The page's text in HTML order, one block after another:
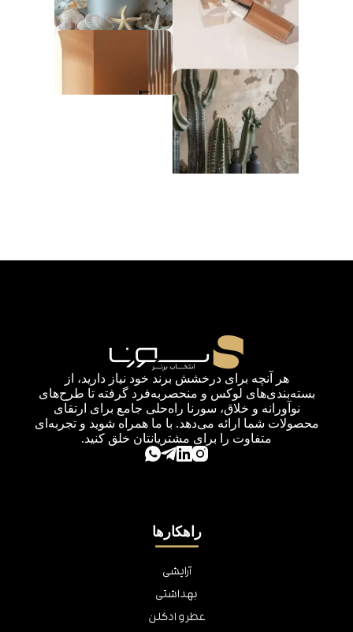
هر آنچه برای درخشش برند خود نیاز دارید، از
بسته‌بندی‌های لوکس و منحصربه‌فرد گرفته تا طرح‌های
نوآورانه و خلاق، سورنا راه‌حلی جامع برای ارتقای
محصولات شما ارائه می‌دهد. با ما همراه شوید و تجربه‌ای
متفاوت را برای مشتریانتان خلق کنید.
راهکارها
آرایشی
بهداشتی
عطر و ادکلن